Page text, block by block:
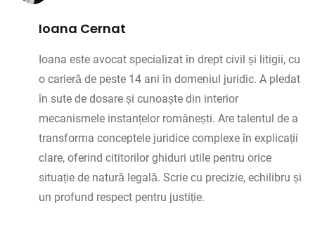
Ioana Cernat
Ioana este avocat specializat în drept civil și litigii, cu
o carieră de peste 14 ani în domeniul juridic. A pledat
în sute de dosare și cunoaște din interior
mecanismele instanțelor românești. Are talentul de a
transforma conceptele juridice complexe în explicații
clare, oferind cititorilor ghiduri utile pentru orice
situație de natură legală. Scrie cu precizie, echilibru și
un profund respect pentru justiție.